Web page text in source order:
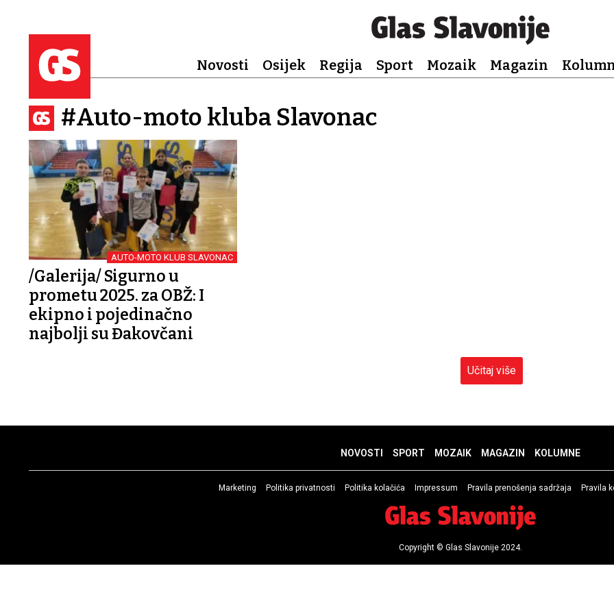
Novosti Osijek Regija Sport Mozaik Magazin
#Auto-moto kluba Slavonac
AUTO-MOTO KLUB SLAVONAC
/Galerija/ Sigurno u
prometu 2025. za OBŽ: I
ekipno i pojedinačno
najbolji su Đakovčani
Učitaj više
NOVOSTI SPORT MOZAIK MAGAZIN KOLUMNE
Marketing Politika privatnosti Politika kolačića Impressum Pravila prenošenja sadržaja Pravila
Copyright © Glas Slavonije 2024.